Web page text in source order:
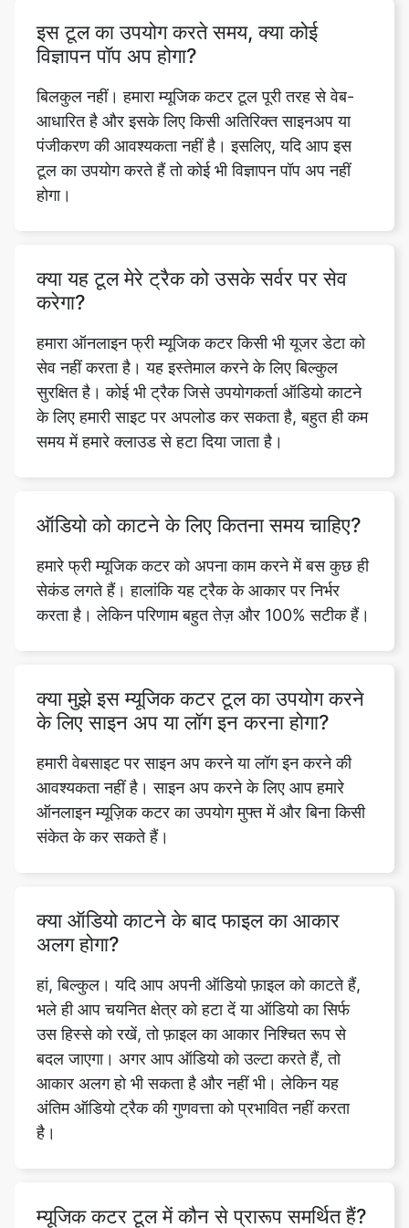
आधारित है और इसके लिए किसी अतिरिक्त साइनअप या
पंजीकरण की आवश्यकता नहीं है। इसलिए, यदि आप इस
टूल का उपयोग करते हैं तो कोई भी विज्ञापन पॉप अप नहीं
होगा।
क्या यह टूल मेरे ट्रैक को उसके सर्वर पर सेव
सेव नहीं करता है। यह इस्तेमाल करने के लिए बिल्कुल
सुरक्षित है। कोई भी ट्रैक जिसे उपयोगकर्ता ऑडियो काटने
के लिए हमारी साइट पर अपलोड कर सकता है, बहुत ही कम
समय में हमारे क्लाउड से हटा दिया जाता है।
ऑडियो को काटने के लिए कितना समय चाहिए?
सेकंड लगते हैं। हालांकि यह ट्रैक के आकार पर निर्भर
करता है। लेकिन परिणाम बहुत तेज़ और 100% सटीक हैं।
क्या मुझे इस म्यूजिक कटर टूल का उपयोग करने
आवश्यकता नहीं है। साइन अप करने के लिए आप हमारे
ऑनलाइन म्यूज़िक कटर का उपयोग मुफ्त में और बिना किसी
संकेत के कर सकते हैं।
क्या ऑडियो काटने के बाद फाइल का आकार
भले ही आप चयनित क्षेत्र को हटा दें या ऑडियो का सिर्फ
उस हिस्से को रखें, तो फ़ाइल का आकार निश्चित रूप से
बदल जाएगा। अगर आप ऑडियो को उल्टा करते हैं, तो
आकार अलग हो भी सकता है और नहीं भी। लेकिन यह
अंतिम ऑडियो ट्रैक की गुणवत्ता को प्रभावित नहीं करता
है।
म्यूजिक कटर टूल में कौन से प्रारूप समर्थित हैं?
समर्थन करते हैं। यह MP3, OPUS, WAV, MMF,